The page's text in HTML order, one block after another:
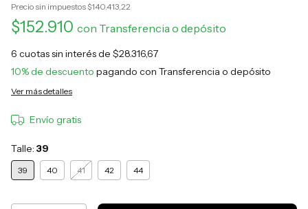
Precio sin impuestos$140.413,22
$152.910 con Transferencia o depósito
6 cuotas sin interés de $28.316,67
10% de descuento pagando con Transferencia o depósito
Ver más detalles
Envío gratis
Talle: 39
39 40 41 42 44